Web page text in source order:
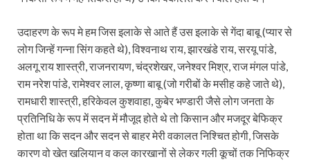
उदाहरण के रूप मे हम जिस इलाके से आते हैं उस इलाके से गेंदा बाबू (प्यार से
लोग जिन्हें गन्ना सिंग कहते थे), विश्वनाथ राय, झारखंडे राय, सरयू पांडे,
अलगू राय शास्त्री, राजनरायण, चंद्रशेखर, जनेश्वर मिश्र, राज मंगल पांडे,
राम नरेश पांडे, रामेश्वर लाल, कृष्णा बाबू (जो गरीबों के मसीह कहे जाते थे),
रामधारी शास्त्री, हरिकेवल कुशवाहा, कुबेर भण्डारी जैसे लोग जनता के
प्रतिनिधि के रूप में सदन में मौजूद होते थे तो किसान और मजदूर बेफिक्र
होता था कि सदन और सदन से बाहर मेरी वकालत निश्चित होगी, जिसके
कारण वो खेत खलियान व कल कारखानों से लेकर गली कूचों तक निफिक्र